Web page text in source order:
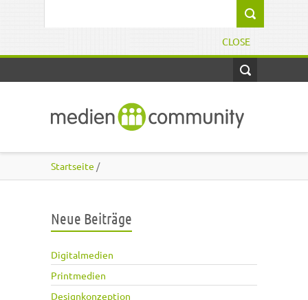
CLOSE
Startseite /
Neue Beiträge
Digitalmedien
Printmedien
Designkonzeption